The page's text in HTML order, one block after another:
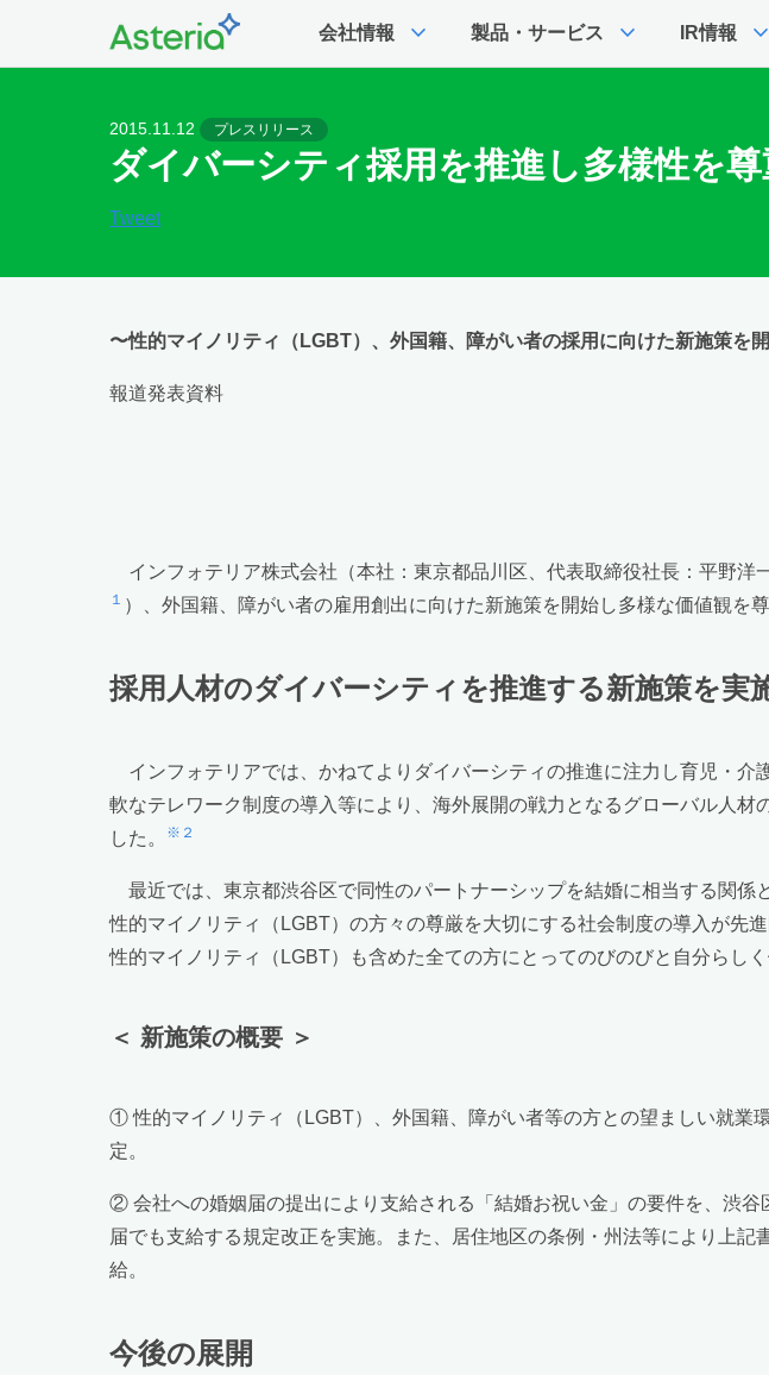
会社情報 expand_more 製品・サービス expand_more IR情報 expand_more
2015.11.12 プレスリリース
ダイバーシティ採用を推進し多様性を
Tweet
〜性的マイノリティ（LGBT）、外国籍、障がい者の採用に向けた新施策を
報道発表資料
インフォテリア株式会社（本社：東京都品川区、代表取締役社長：平野
１ ）、外国籍、障がい者の雇用創出に向けた新施策を開始し多様な価値観を
採用人材のダイバーシティを推進する新施策を実
インフォテリアでは、かねてよりダイバーシティの推進に注力し育児・
軟なテレワーク制度の導入等により、海外展開の戦力となるグローバル人
した。
※２
最近では、東京都渋谷区で同性のパートナーシップを結婚に相当する関係
性的マイノリティ（LGBT）の方々の尊厳を大切にする社会制度の導入が先
性的マイノリティ（LGBT）も含めた全ての方にとってのびのびと自分らし
＜ 新施策の概要 ＞
① 性的マイノリティ（LGBT）、外国籍、障がい者等の方との望ましい就業
定。
② 会社への婚姻届の提出により支給される「結婚お祝い金」の要件を、渋
届でも支給する規定改正を実施。また、居住地区の条例・州法等により上
給。
今後の展開